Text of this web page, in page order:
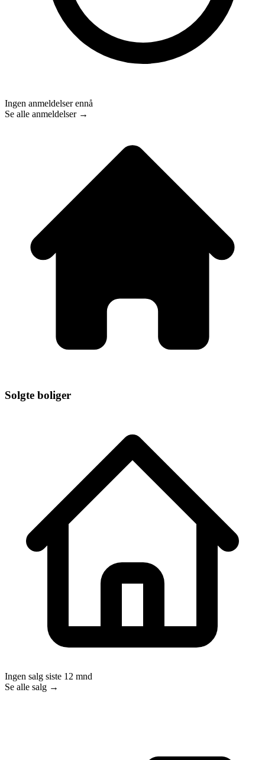
Ingen anmeldelser ennå
Se alle anmeldelser →
Solgte boliger
Ingen salg siste 12 mnd
Se alle salg →